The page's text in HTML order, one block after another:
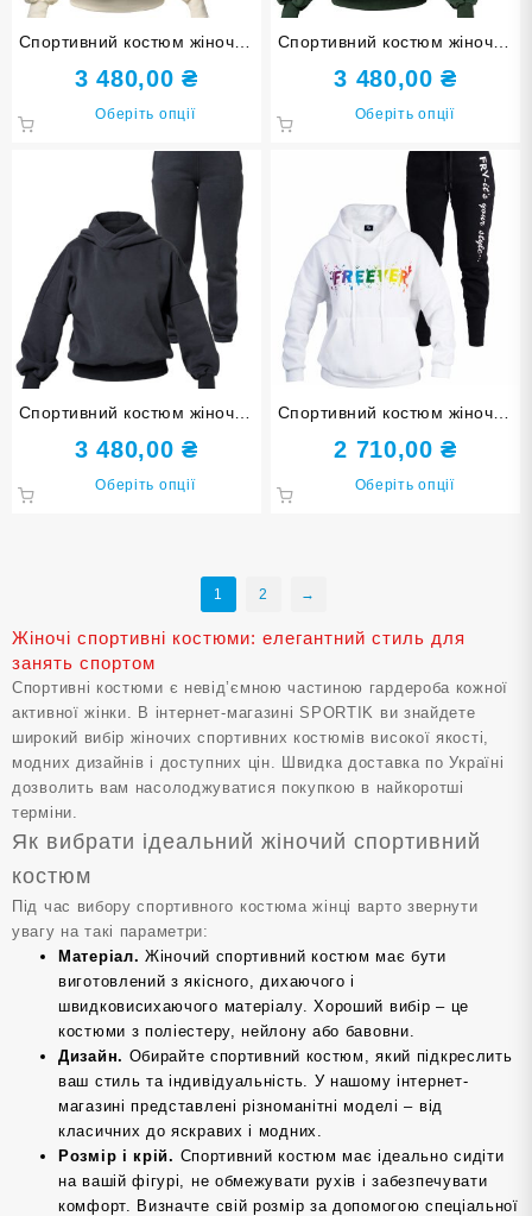
Жіночі спортивні костюми: елегантний стиль для
занять спортом
Спортивні костюми є невід’ємною частиною гардероба кожної
активної жінки. В інтернет-магазині SPORTIK ви знайдете
широкий вибір жіночих спортивних костюмів високої якості,
модних дизайнів і доступних цін. Швидка доставка по Україні
дозволить вам насолоджуватися покупкою в найкоротші
терміни.
Як вибрати ідеальний жіночий спортивний
костюм
Під час вибору спортивного костюма жінці варто звернути
увагу на такі параметри:
Матеріал. Жіночий спортивний костюм має бути
виготовлений з якісного, дихаючого і
швидковисихаючого матеріалу. Хороший вибір – це
костюми з поліестеру, нейлону або бавовни.
Дизайн. Обирайте спортивний костюм, який підкреслить
ваш стиль та індивідуальність. У нашому інтернет-
магазині представлені різноманітні моделі – від
класичних до яскравих і модних.
Розмір і крій. Спортивний костюм має ідеально сидіти
на вашій фігурі, не обмежувати рухів і забезпечувати
комфорт. Визначте свій розмір за допомогою спеціальної
Спортивний костюм жіночий
Freever AF 5613 бежевий
3 480,00₴
Оберіть опції
кілька
варіантів.
Параметри
можна
вибрати
на
сторінці
товару
Спортивний костюм жіночий
Freever AF 5613 хакі
3 480,00₴
Оберіть опції
має
кілька
можна
вибрати
на
сторінці
Спортивний костюм жіночий
Freever AF 5613 сірий
3 480,00₴
Оберіть опції
варіантів.
Параметри
можна
на
сторінці
товару
Спортивний костюм жіночий
Freever WF 5409-5819
2 710,00₴
Оберіть опції
на
сторінці
товару
1 2 →